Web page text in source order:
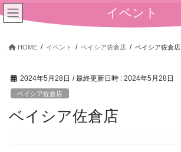
コ
ン
ナ
ビ
イベント
HOME イベント ベイシア佐倉店 ベイシア佐倉店
2024年5月28日 / 最終更新日時 : 2024年5月28日
ベイシア佐倉店
ベイシア佐倉店